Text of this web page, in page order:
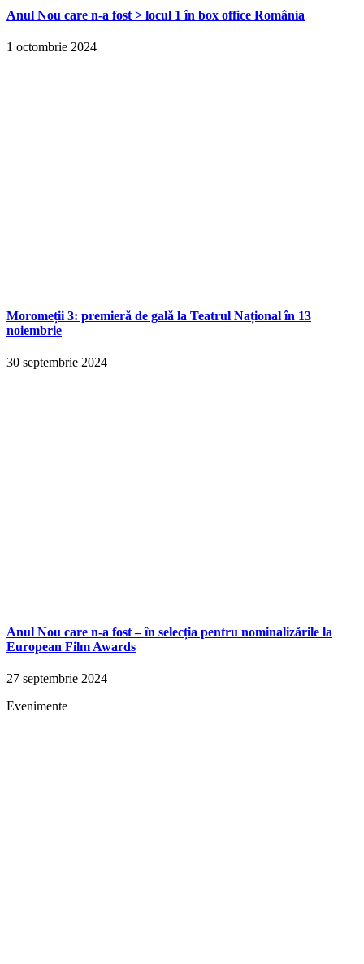
Anul Nou care n-a fost > locul 1 în box office România
1 octombrie 2024
Moromeții 3: premieră de gală la Teatrul Național în 13
noiembrie
30 septembrie 2024
Anul Nou care n-a fost – în selecția pentru nominalizările la
European Film Awards
27 septembrie 2024
Evenimente